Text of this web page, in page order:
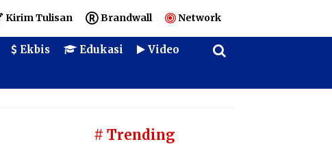
Kirim Tulisan Brandwall Network
Ekbis Edukasi
Video
# Trending